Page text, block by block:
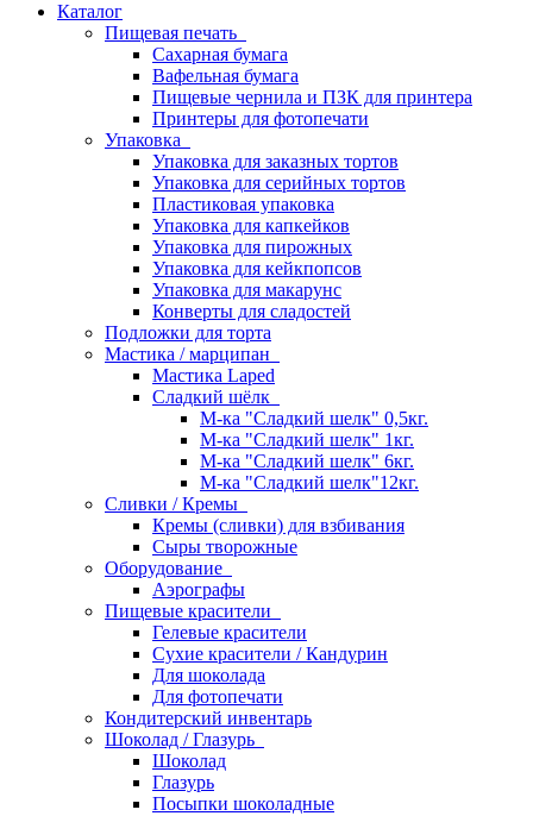
Каталог
Пищевая печать
Сахарная бумага
Вафельная бумага
Пищевые чернила и ПЗК для принтера
Принтеры для фотопечати
Упаковка
Упаковка для заказных тортов
Упаковка для серийных тортов
Пластиковая упаковка
Упаковка для капкейков
Упаковка для пирожных
Упаковка для кейкпопсов
Упаковка для макарунс
Конверты для сладостей
Подложки для торта
Мастика / марципан
Мастика Laped
Сладкий шёлк
М-ка "Сладкий шелк" 0,5кг.
М-ка "Сладкий шелк" 1кг.
М-ка "Сладкий шелк" 6кг.
М-ка "Сладкий шелк"12кг.
Сливки / Кремы
Кремы (сливки) для взбивания
Сыры творожные
Оборудование
Аэрографы
Пищевые красители
Гелевые красители
Сухие красители / Кандурин
Для шоколада
Для фотопечати
Кондитерский инвентарь
Шоколад / Глазурь
Шоколад
Глазурь
Посыпки шоколадные